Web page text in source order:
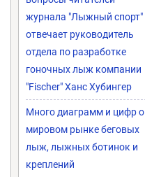
журнала "Лыжный спорт"
отвечает руководитель
отдела по разработке
гоночных лыж компании
"Fischer" Ханс Хубингер
Много диаграмм и цифр о
мировом рынке беговых
лыж, лыжных ботинок и
креплений